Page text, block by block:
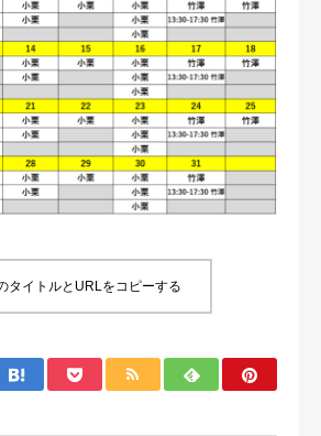
タイトルとURLをコピーする